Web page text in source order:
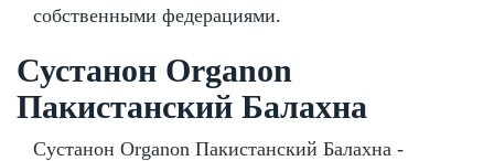
собственными федерациями.
Сустанон Organon
Пакистанский Балахна
Сустанон Organon Пакистанский Балахна -